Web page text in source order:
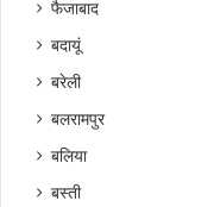
फैजाबाद
बदायूं
बरेली
बलरामपुर
बलिया
बस्ती